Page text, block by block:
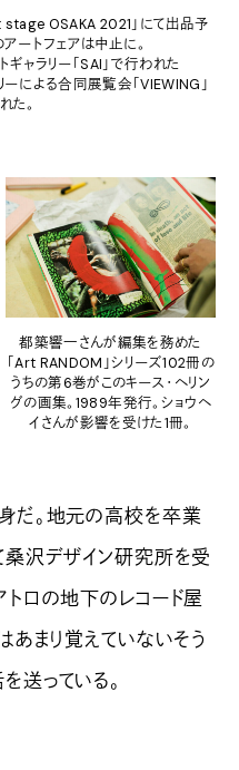
stage OSAKA 2021」にて出品予
ートフェアは中止に。
ャラリー「SAI」で行われた
ーによる合同展覧会「VIEWING」
た。
都築響一さんが編集を務めた
「Art RANDOM」シリーズ102冊の
うちの第6巻がこのキース・ヘリン
グの画集。1989年発行。ショウヘ
イさんが影響を受けた1冊。
だ。地元の高校を卒業
桑沢デザイン研究所を受
トロの地下のレコード屋
あまり覚えていないそう
送っている。